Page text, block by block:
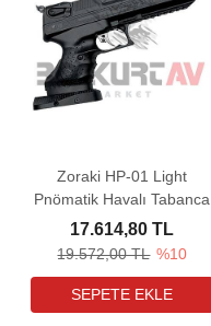
Zoraki HP-01 Light
Pnömatik Havalı Tabanca
19.572,00 TL %10
17.614,80 TL